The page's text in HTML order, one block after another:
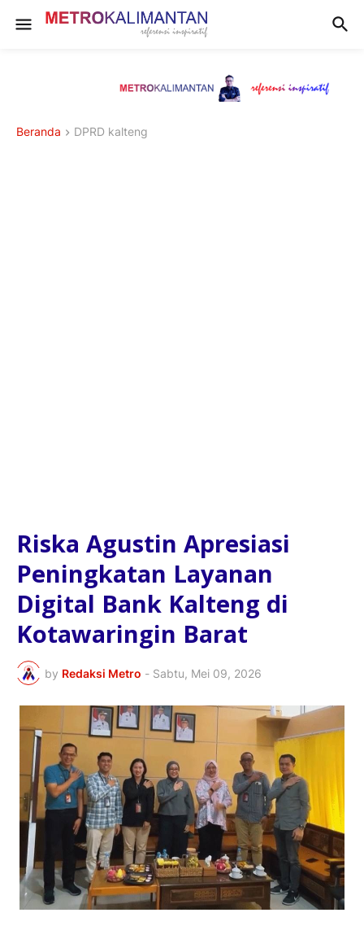
Beranda DPRD kalteng
Riska Agustin Apresiasi
Peningkatan Layanan
Digital Bank Kalteng di
Kotawaringin Barat
by Redaksi Metro - Sabtu, Mei 09, 2026